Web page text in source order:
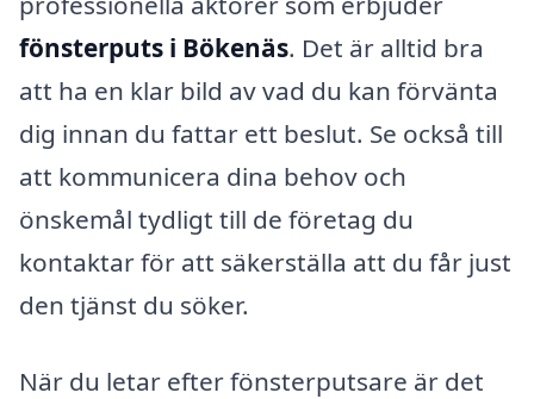
fönsterputs i Bökenäs. Det är alltid bra
att ha en klar bild av vad du kan förvänta
dig innan du fattar ett beslut. Se också till
att kommunicera dina behov och
önskemål tydligt till de företag du
kontaktar för att säkerställa att du får just
den tjänst du söker.
När du letar efter fönsterputsare är det